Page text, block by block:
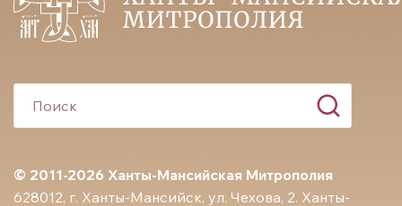
© 2011-2026 Ханты-Мансийская Митрополия
628012, г. Ханты-Мансийск, ул. Чехова, 2. Ханты-